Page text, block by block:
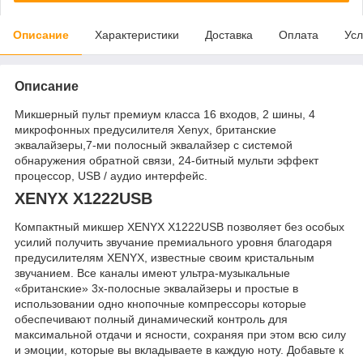
Описание Характеристики Доставка Оплата
Описание
Микшерный пульт премиум класса 16 входов, 2 шины, 4
микрофонных предусилителя Xenyx, британские
эквалайзеры,7-ми полосный эквалайзер с системой
обнаружения обратной связи, 24-битный мульти эффект
процессор, USB / аудио интерфейс.
XENYX X1222USB
Компактный микшер XENYX X1222USB позволяет без особых
усилий получить звучание премиального уровня благодаря
предусилителям XENYX, известные своим кристальным
звучанием. Все каналы имеют ультра-музыкальные
«британские» 3х-полосные эквалайзеры и простые в
использовании одно кнопочные компрессоры которые
обеспечивают полный динамический контроль для
максимальной отдачи и ясности, сохраняя при этом всю силу
и эмоции, которые вы вкладываете в каждую ноту. Добавьте к